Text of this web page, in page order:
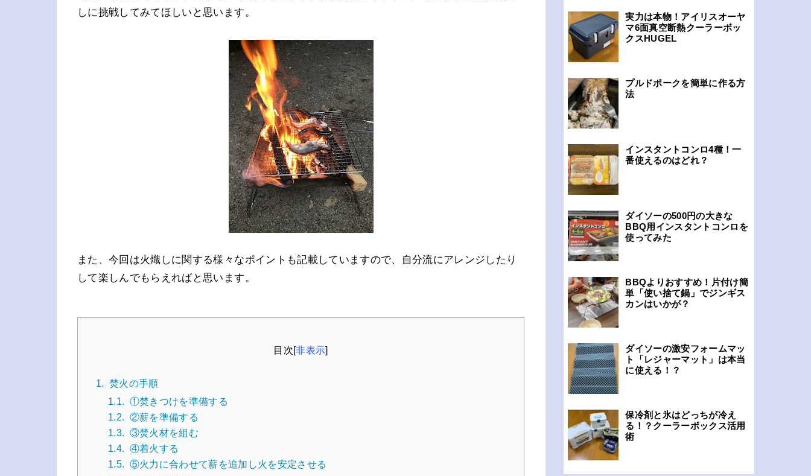
しに挑戦してみてほしいと思います。
また、今回は火熾しに関する様々なポイントも記載していますので、自分流にアレンジしたり
して楽しんでもらえればと思います。
目次[非表示]
1. 焚火の手順
1.1. ①焚きつけを準備する
1.2. ②薪を準備する
1.3. ③焚火材を組む
1.4. ④着火する
1.5. ⑤火力に合わせて薪を追加し火を安定させる
実力は本物！アイリスオーヤ
マ6面真空断熱クーラーボッ
クスHUGEL
プルドポークを簡単に作る方
法
インスタントコンロ4種！一
番使えるのはどれ？
ダイソーの500円の大きな
BBQ用インスタントコンロを
使ってみた
BBQよりおすすめ！片付け簡
単「使い捨て鍋」でジンギス
カンはいかが？
ダイソーの激安フォームマッ
ト「レジャーマット」は本当
に使える！？
保冷剤と氷はどっちが冷え
る！？クーラーボックス活用
術